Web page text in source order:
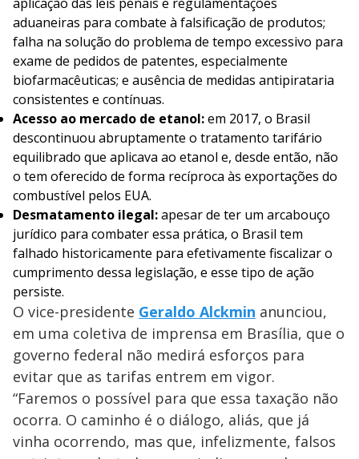
aduaneiras para combate à falsificação de produtos;
falha na solução do problema de tempo excessivo para
exame de pedidos de patentes, especialmente
biofarmacêuticas; e ausência de medidas antipirataria
consistentes e contínuas.
Acesso ao mercado de etanol:em 2017, o Brasil
descontinuou abruptamente o tratamento tarifário
equilibrado que aplicava ao etanol e, desde então, não
o tem oferecido de forma recíproca às exportações do
combustível pelos EUA.
Desmatamento ilegal:apesar de ter um arcabouço
jurídico para combater essa prática, o Brasil tem
falhado historicamente para efetivamente fiscalizar o
cumprimento dessa legislação, e esse tipo de ação
persiste.
O vice-presidente Geraldo Alckmin anunciou,
em uma coletiva de imprensa em Brasília, que o
governo federal não medirá esforços para
evitar que as tarifas entrem em vigor.
“Faremos o possível para que essa taxação não
ocorra. O caminho é o diálogo, aliás, que já
vinha ocorrendo, mas que, infelizmente, falsos